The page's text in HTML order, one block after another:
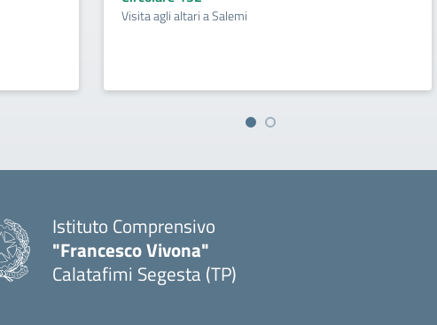
Visita agli altari a Salemi
Istituto Comprensivo
"Francesco Vivona"
Calatafimi Segesta (TP)